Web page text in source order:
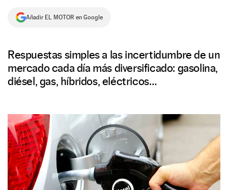
NEWSLETTER
Añadir EL MOTOR en Google
Respuestas simples a las incertidumbre de un
mercado cada día más diversificado: gasolina,
diésel, gas, híbridos, eléctricos…